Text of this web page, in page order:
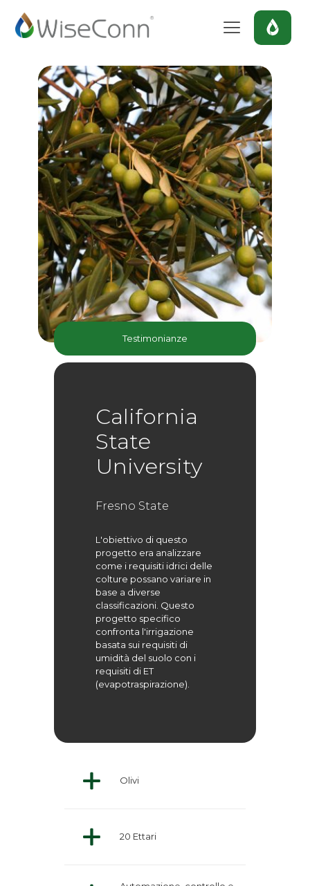
Testimonianze
California
State
University
Fresno State
L'obiettivo di questo
progetto era analizzare
come i requisiti idrici delle
colture possano variare in
base a diverse
classificazioni. Questo
progetto specifico
confronta l'irrigazione
basata sui requisiti di
umidità del suolo con i
requisiti di ET
(evapotraspirazione).
Olivi
20 Ettari